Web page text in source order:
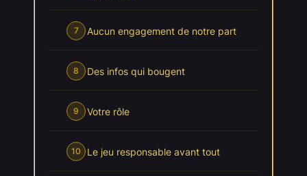
7 Aucun engagement de notre part
8 Des infos qui bougent
9 Votre rôle
10 Le jeu responsable avant tout